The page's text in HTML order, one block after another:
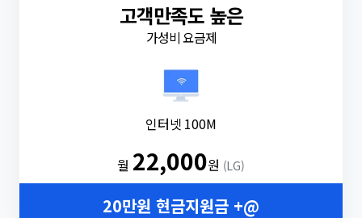
고객만족도 높은
가성비 요금제
인터넷 100M
월 22,000원 (LG)
20만원 현금지원금 +@